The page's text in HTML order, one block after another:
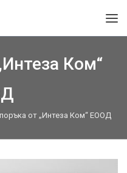
Ком“
от „Интеза Ком“ ЕООД